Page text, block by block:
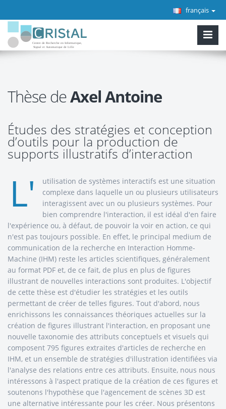
français
Thèse deAxel Antoine
Études des stratégies et conception
d’outils pour la production de
supports illustratifs d’interaction
L'
utilisation de systèmes interactifs est une situation
complexe dans laquelle un ou plusieurs utilisateurs
interagissent avec un ou plusieurs systèmes. Pour
bien comprendre l'interaction, il est idéal d'en faire
l'expérience ou, à défaut, de pouvoir la voir en action, ce qui
n'est pas toujours possible. En effet, le principal medium de
communication de la recherche en Interaction Homme-
Machine (IHM) reste les articles scientifiques, généralement
au format PDF et, de ce fait, de plus en plus de figures
illustrant de nouvelles interactions sont produites. L'objectif
de cette thèse est d'étudier les stratégies et les outils
permettant de créer de telles figures. Tout d'abord, nous
enrichissons les connaissances théoriques actuelles sur la
création de figures illustrant l'interaction, en proposant une
nouvelle taxonomie des attributs conceptuels et visuels qui
composent 795 figures extraites d'articles de recherche en
IHM, et un ensemble de stratégies d'illustration identifiées via
l'analyse des relations entre ces attributs. Ensuite, nous nous
intéressons à l'aspect pratique de la création de ces figures et
soutenons l'hypothèse que l'agencement de scènes 3D est
une alternative intéressante pour les créer. Nous présentons